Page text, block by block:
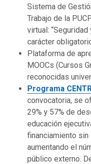
Sistema de
Trabajo de la
virtual:
carácter
Plataforma de
MOOCs (Cursos
reconocidas
Programa
convocatoria, se
29% y 57% de
educación
financiamiento
aumentando el
público externo.